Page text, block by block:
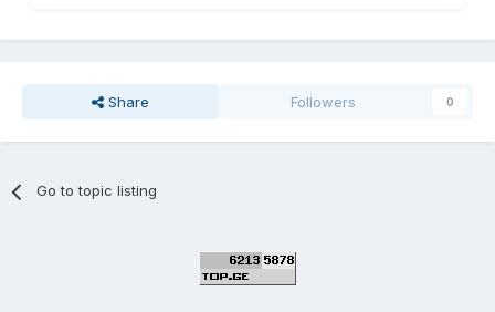
Share Followers 0
Go to topic listing